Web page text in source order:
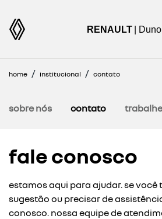
RENAULT |
home institucional contato
sobre nós contato
fale conosco
estamos aqui para ajudar. se
sugestão ou precisar de
conosco. nossa equipe de